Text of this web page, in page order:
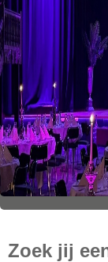
Een
Zoek jij